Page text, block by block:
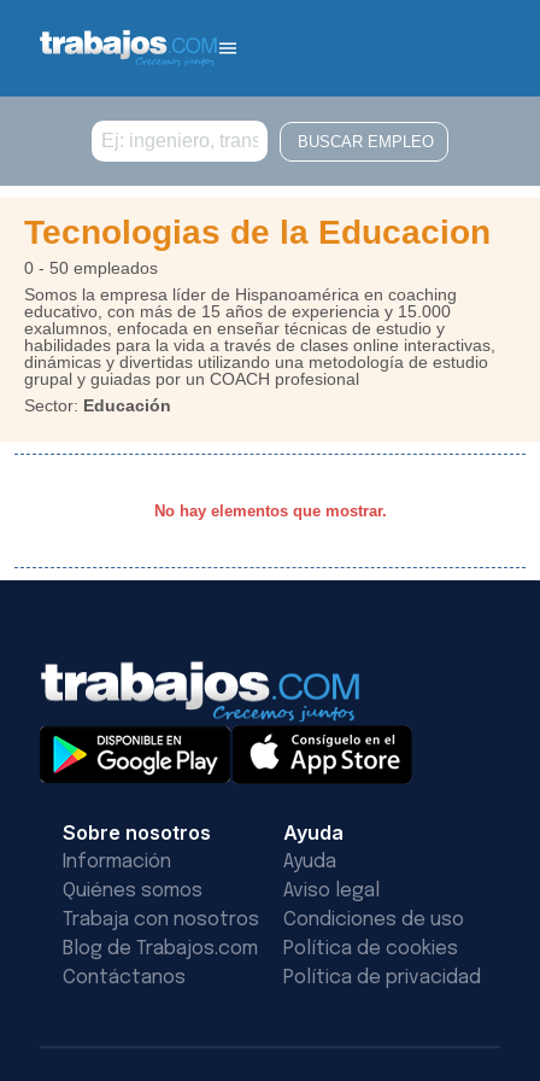
Buscar
Tecnologias de la Educacion
0 - 50 empleados
Somos la empresa líder de Hispanoamérica en coaching
educativo, con más de 15 años de experiencia y 15.000
exalumnos, enfocada en enseñar técnicas de estudio y
habilidades para la vida a través de clases online interactivas,
dinámicas y divertidas utilizando una metodología de estudio
grupal y guiadas por un COACH profesional
Sector: Educación
No hay elementos que mostrar.
Sobre nosotros
Información
Quiénes somos
Trabaja con nosotros
Blog de Trabajos.com
Contáctanos
Ayuda
Ayuda
Aviso legal
Condiciones de uso
Política de cookies
Política de privacidad